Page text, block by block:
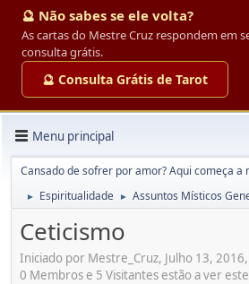
🔮 Não sabes se ele volta?
As cartas do Mestre Cruz respondem em
consulta grátis.
🔮 Consulta Grátis de Tarot
Menu principal
Cansado de sofrer por amor? Aqui começa a
► Espiritualidade ► Assuntos Místicos
Ceticismo
Iniciado por Mestre_Cruz, Julho 13,
0 Membros e 5 Visitantes estão a ver